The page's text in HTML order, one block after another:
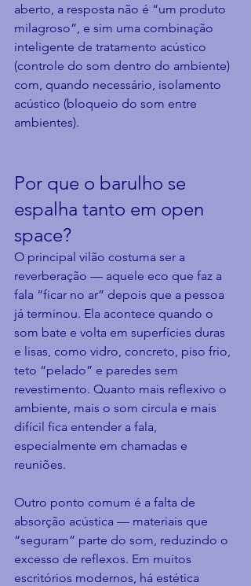
aberto, a resposta não é “um produto
milagroso”, e sim uma combinação
inteligente de tratamento acústico
(controle do som dentro do ambiente)
com, quando necessário, isolamento
acústico (bloqueio do som entre
ambientes).
Por que o barulho se
espalha tanto em open
space?
O principal vilão costuma ser a
reverberação — aquele eco que faz a
fala “ficar no ar” depois que a pessoa
já terminou. Ela acontece quando o
som bate e volta em superfícies duras
e lisas, como vidro, concreto, piso frio,
teto “pelado” e paredes sem
revestimento. Quanto mais reflexivo o
ambiente, mais o som circula e mais
difícil fica entender a fala,
especialmente em chamadas e
reuniões.
Outro ponto comum é a falta de
absorção acústica — materiais que
“seguram” parte do som, reduzindo o
excesso de reflexos. Em muitos
escritórios modernos, há estética